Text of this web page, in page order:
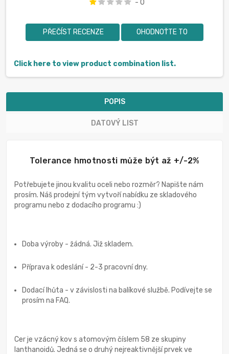
- 0
PŘEČÍST RECENZE OHODNOŤTE TO
Click here to view product combination list.
POPIS
DATOVÝ LIST
Tolerance hmotnosti může být až +/-2%
Potřebujete jinou kvalitu oceli nebo rozměr? Napište nám
prosím. Náš prodejní tým vytvoří nabídku ze skladového
programu nebo z dodacího programu :)
Doba výroby - žádná. Již skladem.
Příprava k odeslání - 2-3 pracovní dny.
Dodací lhůta - v závislosti na balíkové službě. Podívejte se
prosím na FAQ.
Cer je vzácný kov s atomovým číslem 58 ze skupiny
lanthanoidů. Jedná se o druhý nejreaktivnější prvek ve